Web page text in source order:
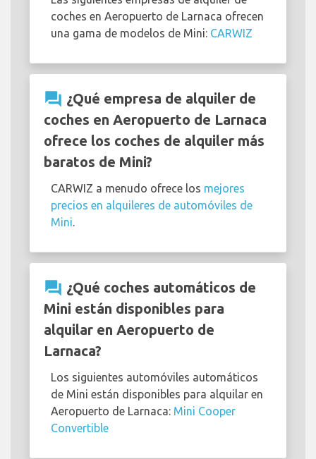
coches en Aeropuerto de Larnaca ofrecen
una gama de modelos de Mini: CARWIZ
question_answer ¿Qué empresa de alquiler de
coches en Aeropuerto de Larnaca
ofrece los coches de alquiler más
baratos de Mini?
CARWIZ a menudo ofrece los mejores
precios en alquileres de automóviles de
Mini
question_answer ¿Qué coches automáticos de
Mini están disponibles para
alquilar en Aeropuerto de
Larnaca?
Los siguientes automóviles automáticos
de Mini están disponibles para alquilar en
Aeropuerto de Larnaca: Mini Cooper
Convertible